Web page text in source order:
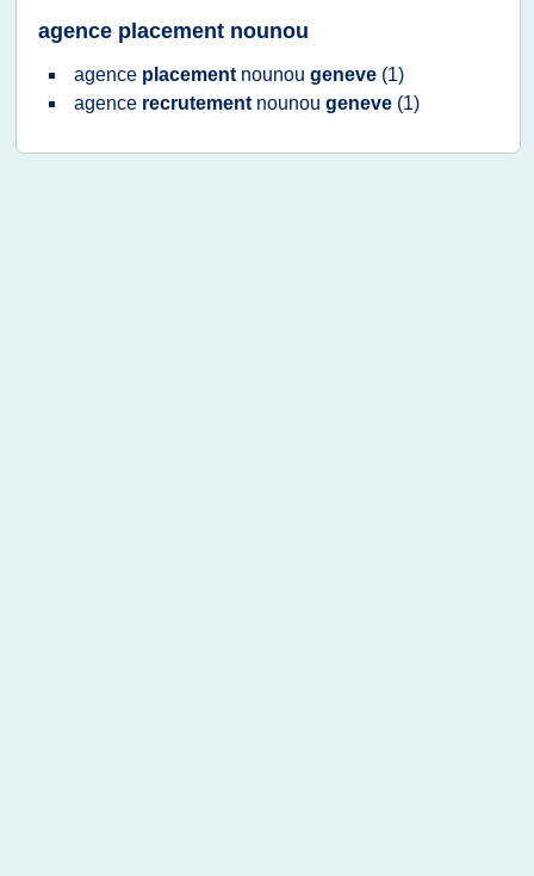
agence placement nounou
agence placement nounou geneve (1)
agence recrutement nounou geneve (1)